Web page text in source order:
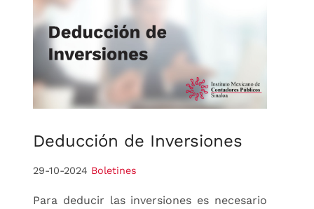
Deducción de Inversiones
29-10-2024 Boletines
Para deducir las inversiones es necesario